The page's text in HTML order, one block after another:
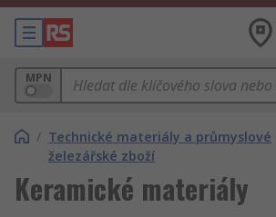
MPN
/ Technické materiály a průmyslové
železářské zboží
Keramické materiály